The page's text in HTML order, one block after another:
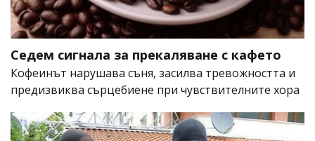
Седем сигнала за прекаляване с кафето
Кофеинът нарушава съня, засилва тревожността и
предизвиква сърцебиене при чувствителните хора